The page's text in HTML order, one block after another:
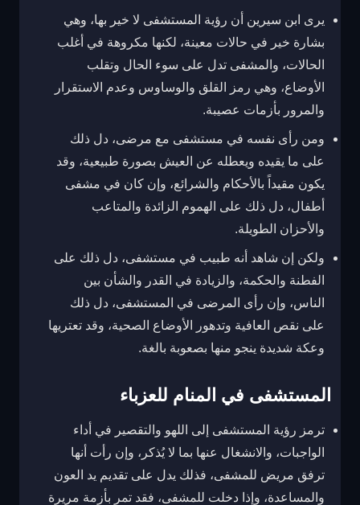
يرى ابن سيرين أن رؤية المستشفى لا خير بها، وهي
بشارة خير في حالات معينة، لكنها مكروهة في أغلب
الحالات، والمشفى تدل على سوء الحال وتقلب
الأوضاع، وهي رمز القلق والوساوس وعدم الاستقرار
والمرور بأزمات عصيبة.
ومن رأى نفسه في مستشفى مع مرضى، دل ذلك
على ما يقيده ويعطله عن العيش بصورة طبيعية، وقد
يكون مقيداً بالأحكام والشرائع، وإن كان في مشفى
أطفال، دل ذلك على الهموم الزائدة والمتاعب
والأحزان الطويلة.
ولكن إن شاهد أنه طبيب في مستشفى، دل ذلك على
الفطنة والحكمة، والزيادة في القدر والشأن بين
الناس، وإن رأى المرضى في المستشفى، دل ذلك
على نقص العافية وتدهور الأوضاع الصحية، وقد تعتريها
وعكة شديدة ينجو منها بصعوبة بالغة.
المستشفى في المنام للعزباء
ترمز رؤية المستشفى إلى اللهو والتقصير في أداء
الواجبات، والانشغال عنها بما لا يُذكر، وإن رأت أنها
ترفق مريض للمشفى، فذلك يدل على تقديم يد العون
والمساعدة، وإذا دخلت للمشفى، فقد تمر بأزمة مريرة